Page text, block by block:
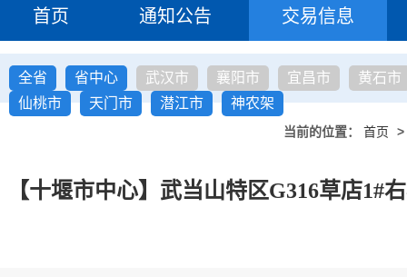
首页 通知公告 交易信息
全省 省中心 武汉市 襄阳市 宜昌市
黄石市
仙桃市
天门市 潜江市 神农架
当前的位置： 首页 >
【十堰市中心】武当山特区G316草店